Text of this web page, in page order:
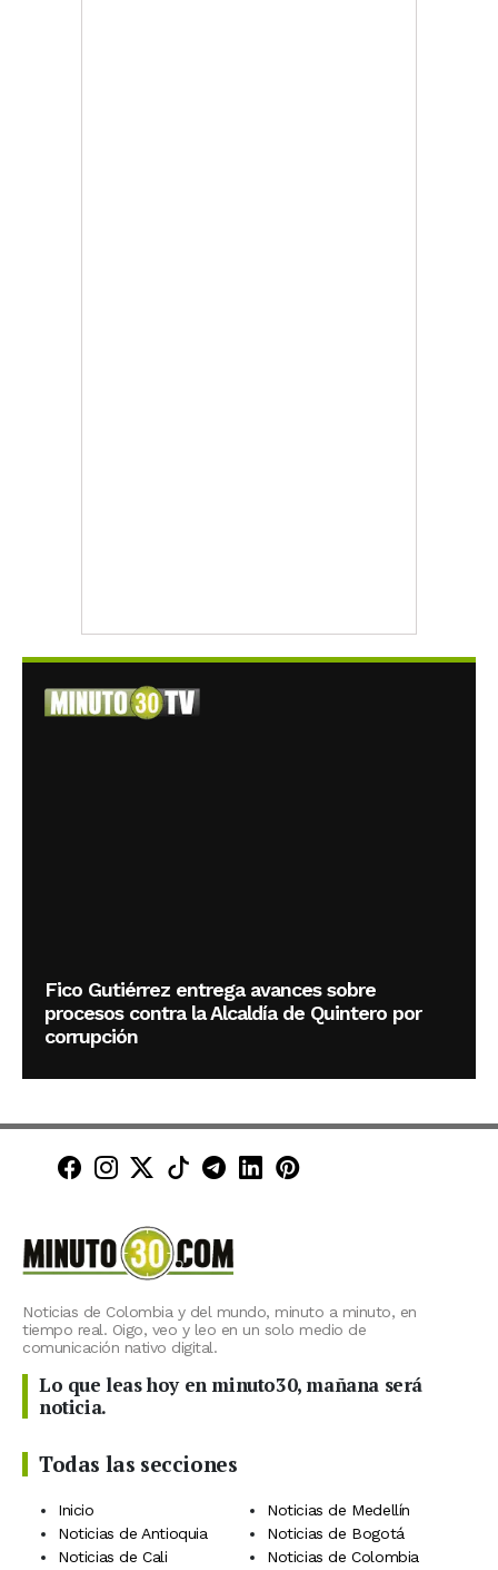
Fico Gutiérrez entrega avances sobre
procesos contra la Alcaldía de Quintero por
corrupción
Minuto30 en Facebook
Minuto30 en Instagram
Minuto30 en X (Twitter)
Minuto30 en TikTok
Canal de Minuto30 en
Minuto30 en LinkedIn
Minuto30 en
Noticias de Colombia y del mundo, minuto a minuto, en
tiempo real. Oigo, veo y leo en un solo medio de
comunicación nativo digital.
Lo que leas hoy en minuto30, mañana será
noticia.
Todas las secciones
Inicio
Noticias de Medellín
Noticias de Antioquia
Noticias de Bogotá
Noticias de Cali
Noticias de Colombia